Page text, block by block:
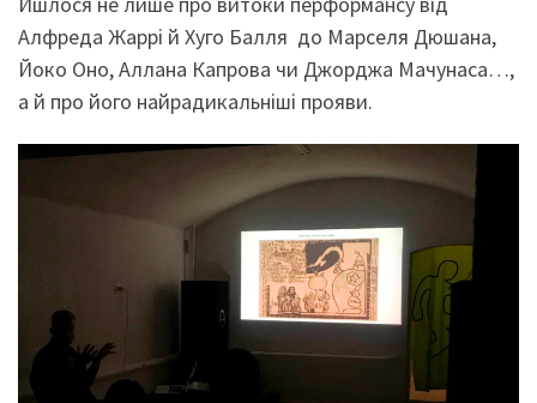
Алфреда Жаррі й Хуго Балля до Марселя Дюшана,
Йоко Оно, Аллана Капрова чи Джорджа Мачунаса…,
а й про його найрадикальніші прояви.